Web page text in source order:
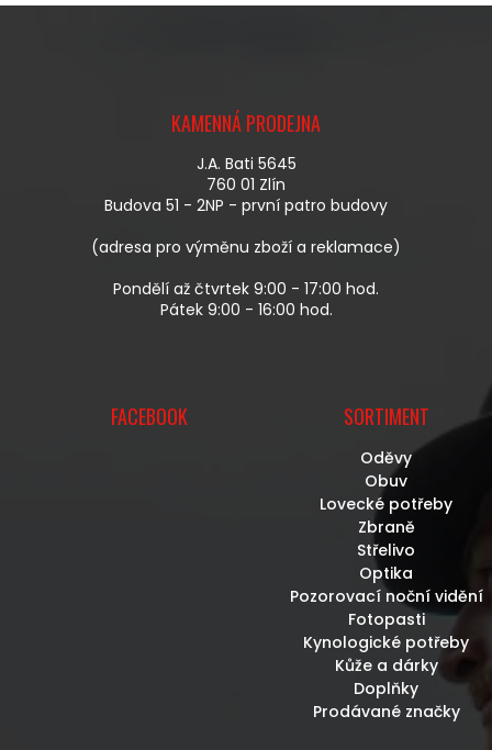
KAMENNÁ PRODEJNA
J.A. Bati 5645
760 01 Zlín
Budova 51 - 2NP - první patro budovy
(adresa pro výměnu zboží a reklamace)
Pondělí až čtvrtek 9:00 - 17:00 hod.
Pátek 9:00 - 16:00 hod.
FACEBOOK SORTIMENT
Oděvy
Obuv
Lovecké potřeby
Zbraně
Střelivo
Optika
Pozorovací noční vidění
Fotopasti
Kynologické potřeby
Kůže a dárky
Doplňky
Prodávané značky